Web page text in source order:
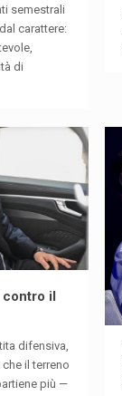
semestrali
carattere:
di
contro il
difensiva,
il terreno
più —